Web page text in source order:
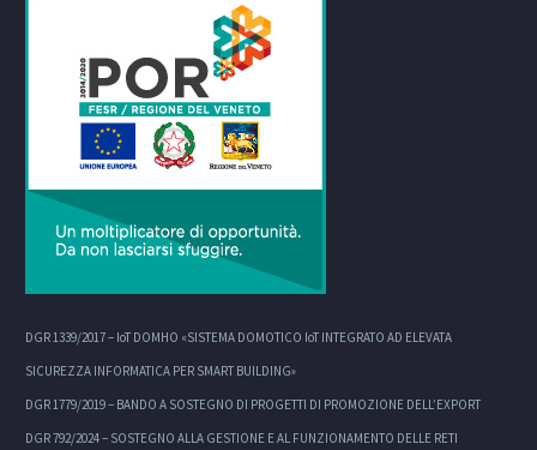
DGR 1339/2017 – IoT DOMHO «SISTEMA DOMOTICO IoT INTEGRATO AD ELEVATA
SICUREZZA INFORMATICA PER SMART BUILDING»
DGR 1779/2019 – BANDO A SOSTEGNO DI PROGETTI DI PROMOZIONE DELL’EXPORT
DGR 792/2024 – SOSTEGNO ALLA GESTIONE E AL FUNZIONAMENTO DELLE RETI